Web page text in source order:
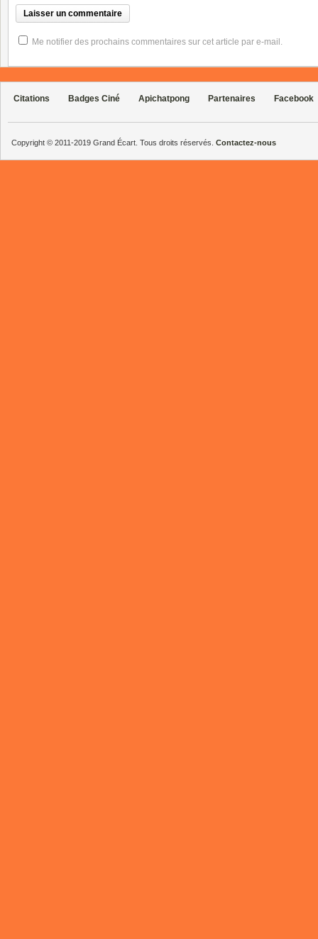
Me notifier des prochains commentaires sur cet article par e-mail.
Citations Badges Ciné Apichatpong Partenaires Facebook
Copyright © 2011-2019 Grand Écart. Tous droits réservés. Contactez-nous